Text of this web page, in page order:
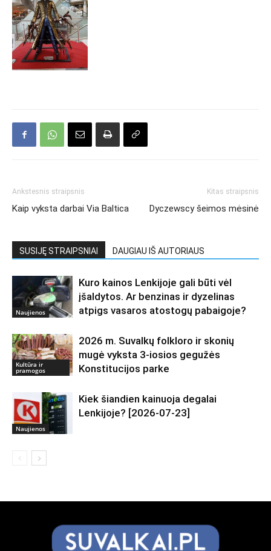
Ankstesnis straipsnis
Kaip vyksta darbai Via Baltica
Kitas straipsnis
Dyczewscy šeimos mėsinė
SUSIJĘ STRAIPSNIAI DAUGIAU IŠ AUTORIAUS
Naujienos
Kuro kainos Lenkijoje gali būti vėl
įšaldytos. Ar benzinas ir dyzelinas
atpigs vasaros atostogų pabaigoje?
Kultūra ir
pramogos
2026 m. Suvalkų folkloro ir skonių
mugė vyksta 3-iosios gegužės
Konstitucijos parke
Naujienos
Kiek šiandien kainuoja degalai
Lenkijoje? [2026-07-23]